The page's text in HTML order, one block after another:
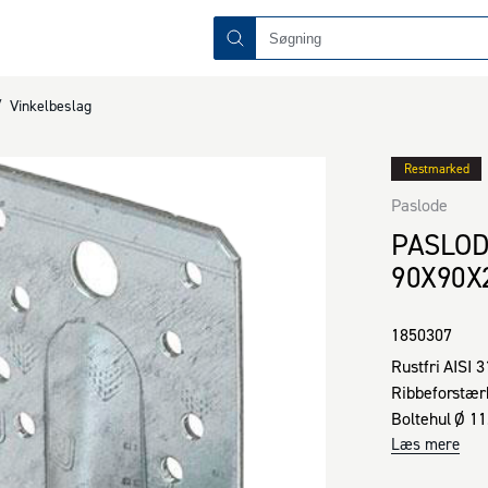
Vinkelbeslag
Restmarked
Paslode
1850307
Rustfri AISI
Boltehul Ø 11
Læs mere